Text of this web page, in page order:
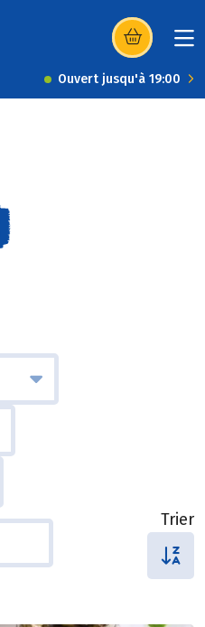
(s’ouvre dans
Ouvert jusqu'à 19:00
Trier